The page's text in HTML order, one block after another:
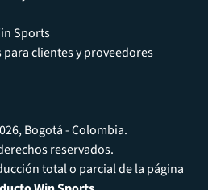
Sports
clientes y proveedores
Bogotá - Colombia.
reservados.
total o parcial de la página